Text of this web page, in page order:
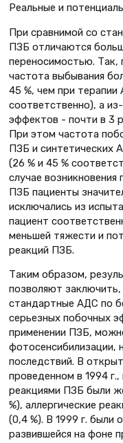
Реальные и
При сравнимой со
ПЗБ отличаются
переносимостью. Так,
частота выбывания
45 %, чем при терапии
соответственно), а
эффектов - почти в 3
При этом частота
ПЗБ и синтетических
(26 % и 45 %
случае
ПЗБ пациенты
исключались из
пациент
меньшей тяжести и
реакций ПЗБ.
Таким образом,
позволяют
стандартные АДС по
серьезных побочных
применении ПЗБ,
фотосенсибилизации,
последствий. В
проведенном в 1994
реакциями ПЗБ были
%), аллергические
(0,4 %). В 1999 г. были
развившейся на фоне